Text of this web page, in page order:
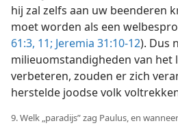
hij zal zelfs aan uw beenderen
moet worden als een
61:3, 11; Jeremia 31:10-12). Dus
milieuomstandigheden van het
verbeteren, zouden er zich
herstelde joodse volk
9. Welk „paradijs” zag Paulus, en